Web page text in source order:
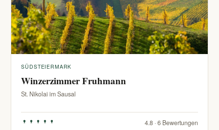
SÜDSTEIERMARK
Winzerzimmer Fruhmann
St. Nikolai im Sausal
4.8 · 6 Bewertungen